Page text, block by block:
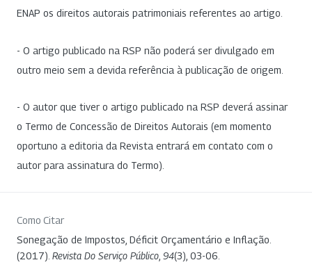
ENAP os direitos autorais patrimoniais referentes ao artigo.
- O artigo publicado na RSP não poderá ser divulgado em
outro meio sem a devida referência à publicação de origem.
- O autor que tiver o artigo publicado na RSP deverá assinar
o Termo de Concessão de Direitos Autorais (em momento
oportuno a editoria da Revista entrará em contato com o
autor para assinatura do Termo).
Como Citar
Sonegação de Impostos, Déficit Orçamentário e Inflação.
(2017). Revista Do Serviço Público 94(3), 03-06.